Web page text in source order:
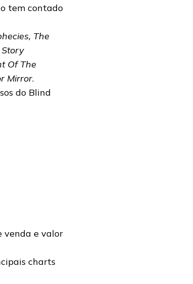
tem contado
The
Story
Of The
Mirror.
do Blind
venda e valor
charts